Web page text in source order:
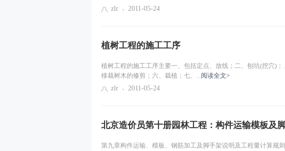
招标工程量清单与最高投标限价的编制（一）
合同价款调整（一） 主
zlr
2011-05-24
植树工程的施工工序
植树工程的施工工序主要一、包括定点、放线；二、刨坑(挖穴)；
移栽树木的修剪；六、栽植；七、...阅读全文>
zlr
2011-05-24
北京造价员第十册园林工程：构件运输模板及
第九章构件运输、模板、钢筋加工及脚手架说明及工程量计算规